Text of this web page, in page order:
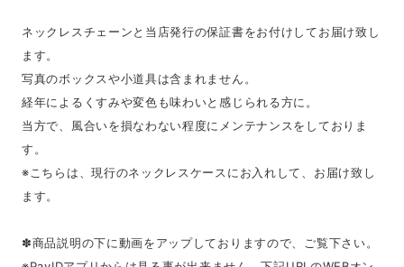
ネックレスチェーンと当店発行の保証書をお付けしてお届け致し
ます。
写真のボックスや小道具は含まれません。
経年によるくすみや変色も味わいと感じられる方に。
当方で、風合いを損なわない程度にメンテナンスをしておりま
す。
※こちらは、現行のネックレスケースにお入れして、お届け致し
ます。
✽商品説明の下に動画をアップしておりますので、ご覧下さい。